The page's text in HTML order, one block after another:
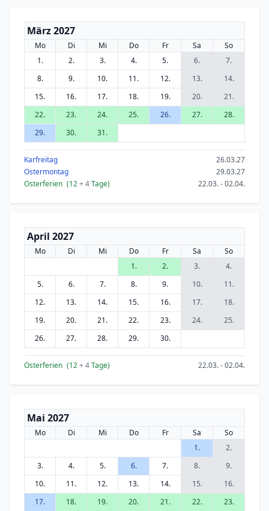
März 2027
Mo Di Mi Do Fr Sa
So
1.
2. 3. 4. 5. 6.
7.
8.
9. 10. 11. 12. 13.
14.
15.
16. 17. 18. 19. 20.
21.
22.
23. 24. 25. 26. 27.
28.
29.
30. 31.
Karfreitag
26.03.27
Ostermontag
29.03.27
Osterferien (12+ 4Tage) 22.03. - 02.04.
April 2027
Mo Di Mi Do Fr Sa
So
1.
2. 3.
4.
5.
6. 7. 8. 9. 10.
11.
12.
13. 14. 15. 16. 17.
18.
19.
20. 21. 22. 23. 24.
25.
26.
27. 28. 29. 30.
Osterferien (12+ 4Tage) 22.03. - 02.04.
Mai 2027
Mo Di Mi Do Fr Sa
So
1.
2.
3.
4. 5. 6. 7. 8.
9.
10.
11. 12. 13. 14. 15.
16.
17.
18. 19. 20. 21. 22. 23.